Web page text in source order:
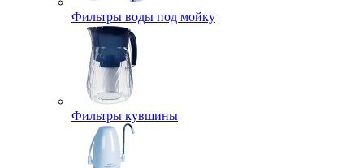
Фильтры воды под мойку
Фильтры кувшины